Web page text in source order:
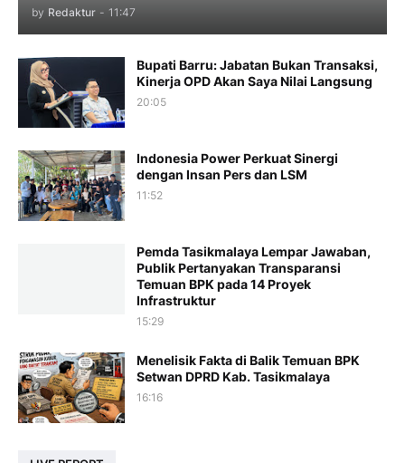
by Redaktur - 11:47
Bupati Barru: Jabatan Bukan Transaksi,
Kinerja OPD Akan Saya Nilai Langsung
20:05
Indonesia Power Perkuat Sinergi
dengan Insan Pers dan LSM
11:52
Pemda Tasikmalaya Lempar Jawaban,
Publik Pertanyakan Transparansi
Temuan BPK pada 14 Proyek
Infrastruktur
15:29
Menelisik Fakta di Balik Temuan BPK
Setwan DPRD Kab. Tasikmalaya
16:16